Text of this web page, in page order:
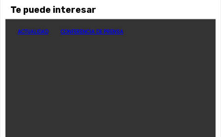
Te puede interesar
ACTUALIDAD CONFERENCIA DE PRENSA